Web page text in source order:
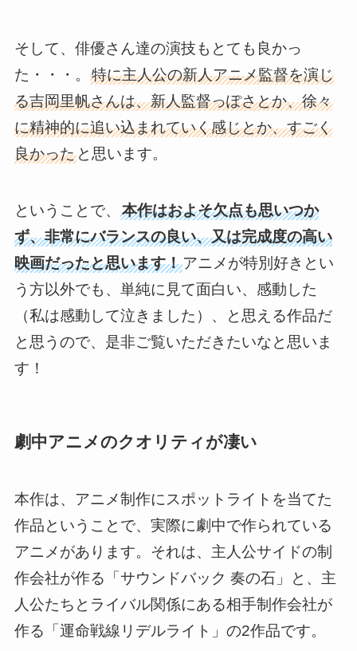
そして、俳優さん達の演技もとても良かっ
た・・・。 特に主人公の新人アニメ監督を演じ
る吉岡里帆さんは、新人監督っぽさとか、徐々
に精神的に追い込まれていく感じとか、すごく
良かったと思います。
ということで、 本作はおよそ欠点も思いつか
ず、非常にバランスの良い、又は完成度の高い
映画だったと思います！アニメが特別好きとい
う方以外でも、単純に見て面白い、感動した
（私は感動して泣きました）、と思える作品だ
と思うので、是非ご覧いただきたいなと思いま
す！
劇中アニメのクオリティが凄い
本作は、アニメ制作にスポットライトを当てた
作品ということで、実際に劇中で作られている
アニメがあります。それは、主人公サイドの制
作会社が作る「サウンドバック 奏の石」と、主
人公たちとライバル関係にある相手制作会社が
作る「運命戦線リデルライト」の2作品です。